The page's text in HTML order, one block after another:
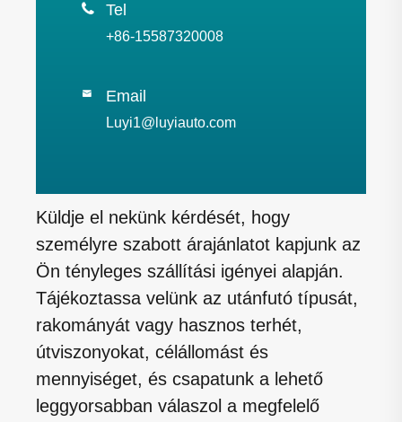
 Tel
+86-15587320008
 Email
Luyi1@luyiauto.com
Küldje el nekünk kérdését, hogy
személyre szabott árajánlatot kapjunk az
Ön tényleges szállítási igényei alapján.
Tájékoztassa velünk az utánfutó típusát,
rakományát vagy hasznos terhét,
útviszonyokat, célállomást és
mennyiséget, és csapatunk a lehető
leggyorsabban válaszol a megfelelő